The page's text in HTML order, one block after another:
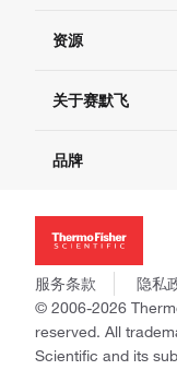
现货供应中心
联系我们 - 400 820
查找文件&证书
资源
促销
社交媒体
关于赛默飞
招聘
新闻
社会责任
商标
政策和通知
品牌
Applied Biosystems
Invitrogen
Gibco
Ion Torrent
Unity Lab Services
Patheon
服务条款 隐私
© 2006-2026
reserved. All
Scientific and its